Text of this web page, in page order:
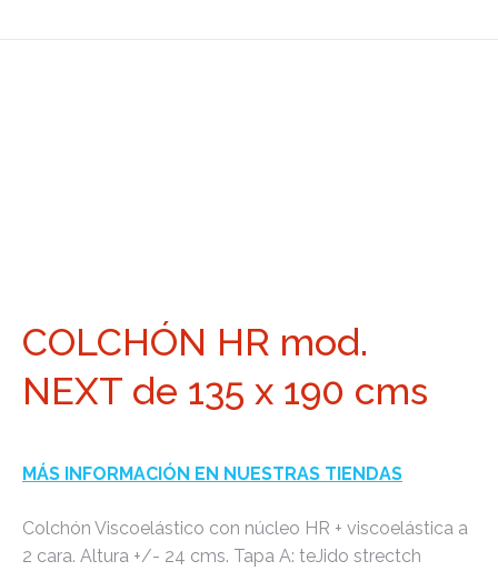
COLCHÓN HR mod.
NEXT de 135 x 190 cms
MÁS INFORMACIÓN EN NUESTRAS TIENDAS
Colchón Viscoelástico con núcleo HR + viscoelástica a
2 cara. Altura +/- 24 cms. Tapa A: teJido strectch